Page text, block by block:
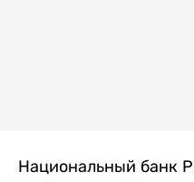
Национальный банк